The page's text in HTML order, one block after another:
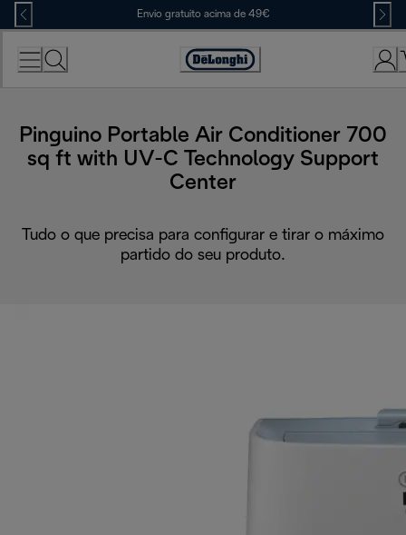
Skip
to
Content
Envio gratuito acima de 49€
Accessibility
Pinguino Portable Air Conditioner 700
sq ft with UV-C Technology Support
Center
Tudo o que precisa para configurar e tirar o máximo
partido do seu produto.